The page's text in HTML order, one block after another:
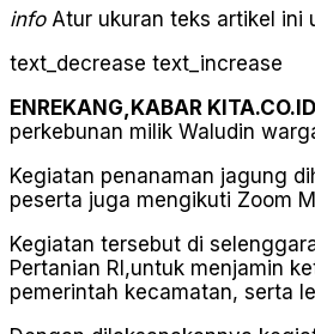
infoAtur ukuran teks artikel ini
text_decrease text_increase
ENREKANG,KABAR KITA.CO.ID
perkebunan milik Waludin
Kegiatan penanaman jagung
peserta juga mengikuti Zoom
Kegiatan tersebut di
Pertanian RI,untuk menjamin
pemerintah kecamatan, serta